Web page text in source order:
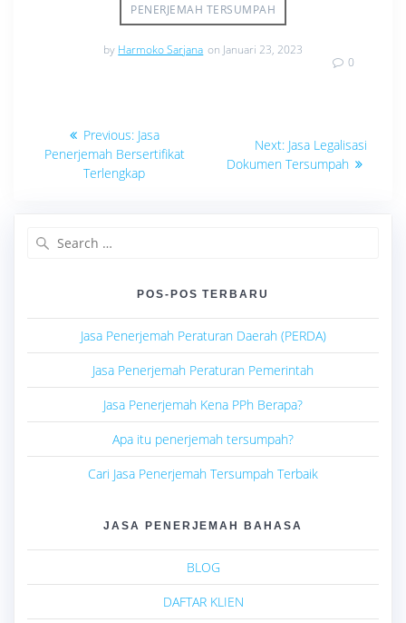
PENERJEMAH TERSUMPAH
by Harmoko Sarjana on Januari 23, 2023
0
Navigasi
pos
Previous: Previous
post:
Jasa
Penerjemah Bersertifikat
Terlengkap
Next: Next
post:
Jasa Legalisasi
Dokumen Tersumpah
POS-POS TERBARU
Jasa Penerjemah Peraturan Daerah (PERDA)
Jasa Penerjemah Peraturan Pemerintah
Jasa Penerjemah Kena PPh Berapa?
Apa itu penerjemah tersumpah?
Cari Jasa Penerjemah Tersumpah Terbaik
JASA PENERJEMAH BAHASA
BLOG
DAFTAR KLIEN